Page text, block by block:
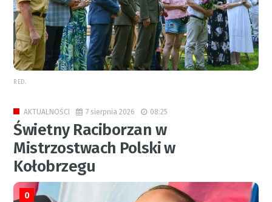
RED.
AKTUALNOŚCI 7 sierpnia 2026 08:25
Świetny Raciborzan w
Mistrzostwach Polski w
Kołobrzegu
0